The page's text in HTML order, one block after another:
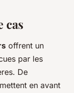
cas
offrent un
par les
De
en avant